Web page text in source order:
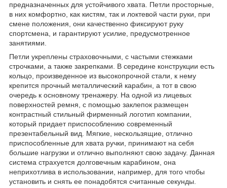
предназначенных для устойчивого хвата. Петли просторные,
в них комфортно, как кистям, так и локтевой части руки, при
смене положения, они качественно фиксируют руку
спортсмена, и гарантируют усилие, предусмотренное
занятиями.
Петли укреплены страховочными, с частыми стежками
строчками, а также закрепками. В середине конструкции есть
кольцо, произведенное из высокопрочной стали, к нему
крепится прочный металлический карабин, а тот в свою
очередь к основному тренажеру. На одной из лицевых
поверхностей ремня, с помощью заклепок размещен
контрастный стильный фирменный логотип компании,
который придает приспособлению современный
презентабельный вид. Мягкие, нескользящие, отлично
приспособленные для хвата ручки, принимают на себя
большие нагрузки и отлично выполняют свою задачу. Данная
система страхуется долговечным карабином, она
неприхотлива в использовании, например, для того чтобы
установить и снять ее понадобятся считанные секунды.